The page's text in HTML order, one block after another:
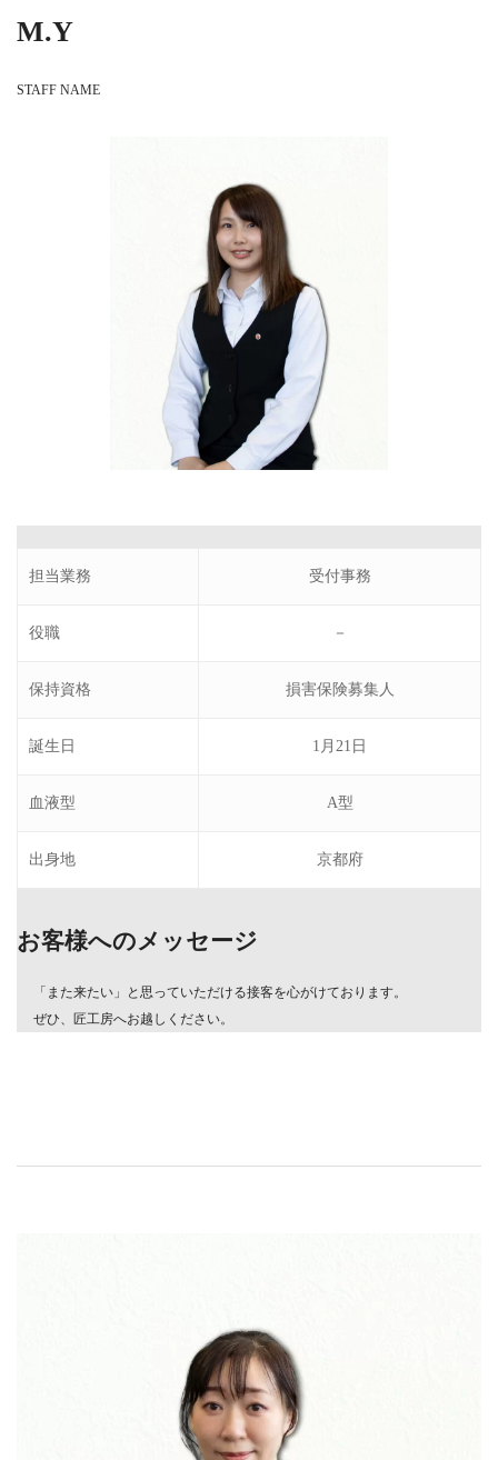
M.Y
STAFF NAME
担当業務 受付事務
役職 －
保持資格 損害保険募集人
誕生日 1月21日
血液型 A型
出身地 京都府
お客様へのメッセージ
「また来たい」と思っていただける接客を心がけております。
ぜひ、匠工房へお越しください。